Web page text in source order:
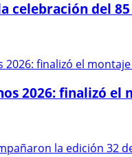
celebración del
2026: finalizó el